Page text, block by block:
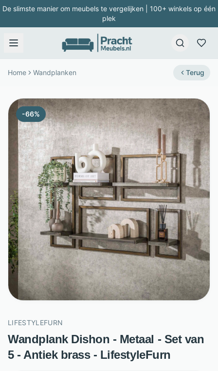
De slimste manier om meubels te vergelijken | 100+ winkels op één
plek
Home Wandplanken Terug
-66%
LIFESTYLEFURN
Wandplank Dishon - Metaal - Set van
5 - Antiek brass - LifestyleFurn